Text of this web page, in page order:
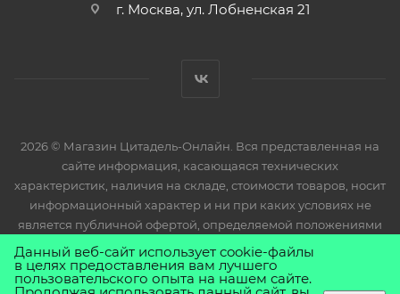
г. Москва, ул. Лобненская 21
2026 © Магазин Цитадель-Онлайн. Вся представленная на
сайте информация, касающаяся технических
характеристик, наличия на складе, стоимости товаров, носит
информационный характер и ни при каких условиях не
является публичной офертой, определяемой положениями
Статьи 437(2) Гражданского кодекса РФ.
Данный веб-сайт использует cookie-файлы
в целях предоставления вам лучшего
пользовательского опыта на нашем сайте.